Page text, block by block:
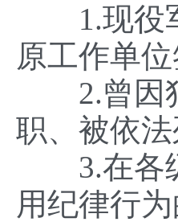
1.现役军
原工作单
2.曾因犯
职、被依
3.在各级
用纪律行为